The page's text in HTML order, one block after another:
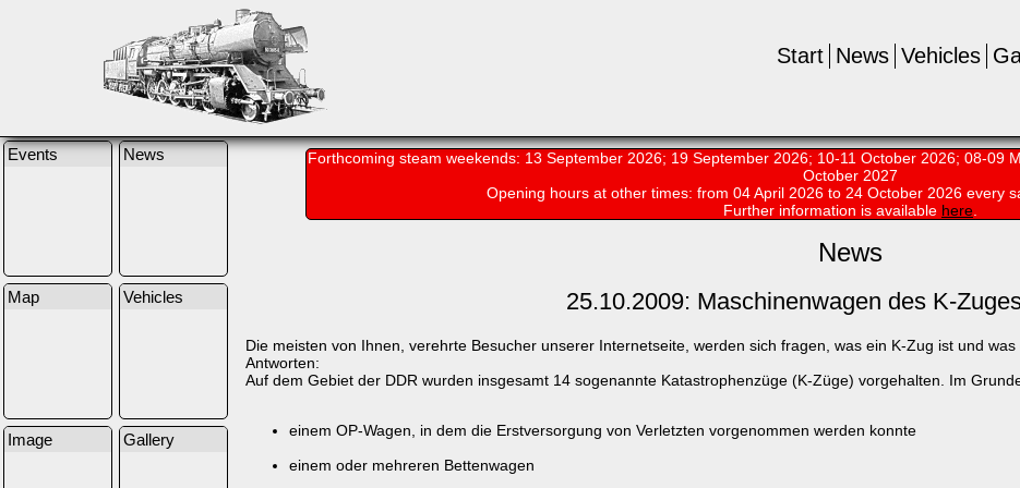
Vehicles
News
Start
Events News
Map Vehicles
Image Gallery
Forthcoming steam weekends: 13 September 2026; 19 September 2026; 10-11 October 2026; 08-09
October 2027
Opening hours at other times: from 04 April 2026 to 24 October 2026 every
Further information is available here.
News
25.10.2009: Maschinenwagen des K-
Die meisten von Ihnen, verehrte Besucher unserer Internetseite, werden sich fragen, was ein K-Zug ist und
Antworten:
Auf dem Gebiet der DDR wurden insgesamt 14 sogenannte Katastrophenzüge (K-Züge) vorgehalten. Im
einem OP-Wagen, in dem die Erstversorgung von Verletzten vorgenommen werden konnte
einem oder mehreren Bettenwagen